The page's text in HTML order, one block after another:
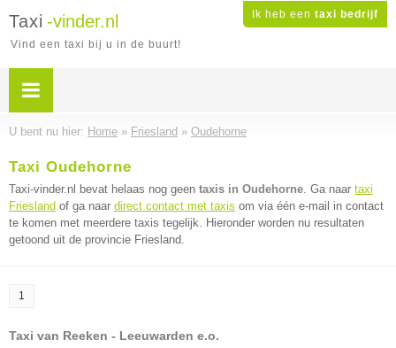
Ik heb een taxi bedrijf
Taxi -vinder.nl
Vind een taxi bij u in de buurt!
U bent nu hier: Home » Friesland » Oudehorne
Taxi Oudehorne
Taxi-vinder.nl bevat helaas nog geen taxis in Oudehorne. Ga naar taxi
Friesland of ga naar direct contact met taxis om via één e-mail in contact
te komen met meerdere taxis tegelijk. Hieronder worden nu resultaten
getoond uit de provincie Friesland.
1
Taxi van Reeken - Leeuwarden e.o.